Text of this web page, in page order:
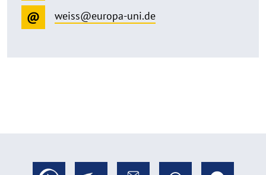
weiss@europa-uni.de